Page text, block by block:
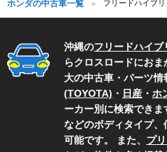
ホンダの中古車一覧 フリードハイブ
沖縄のフリードハイブ
らクロスロードにお
大の中古車・パーツ情
(TOYOTA) ・ 日産 ・ ホ
ーカー別に検索でき
などのボディタイプ
可能です。 また、 プ